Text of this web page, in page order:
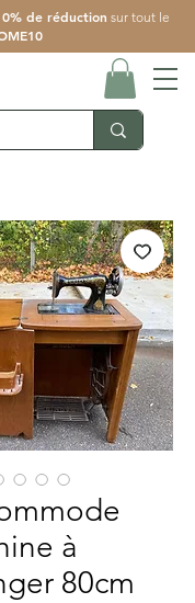
de réduction sur tout le
à
80cm